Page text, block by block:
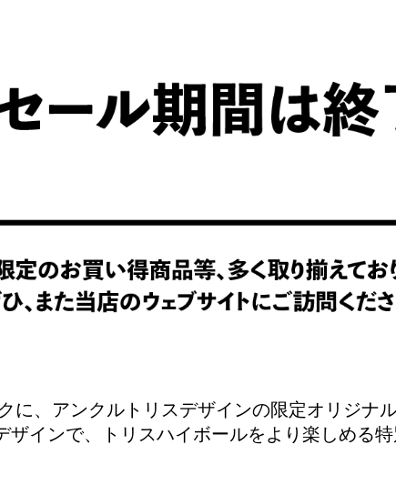
に、アンクルトリスデザインの限定オリジナ
インで、トリスハイボールをより楽しめる特